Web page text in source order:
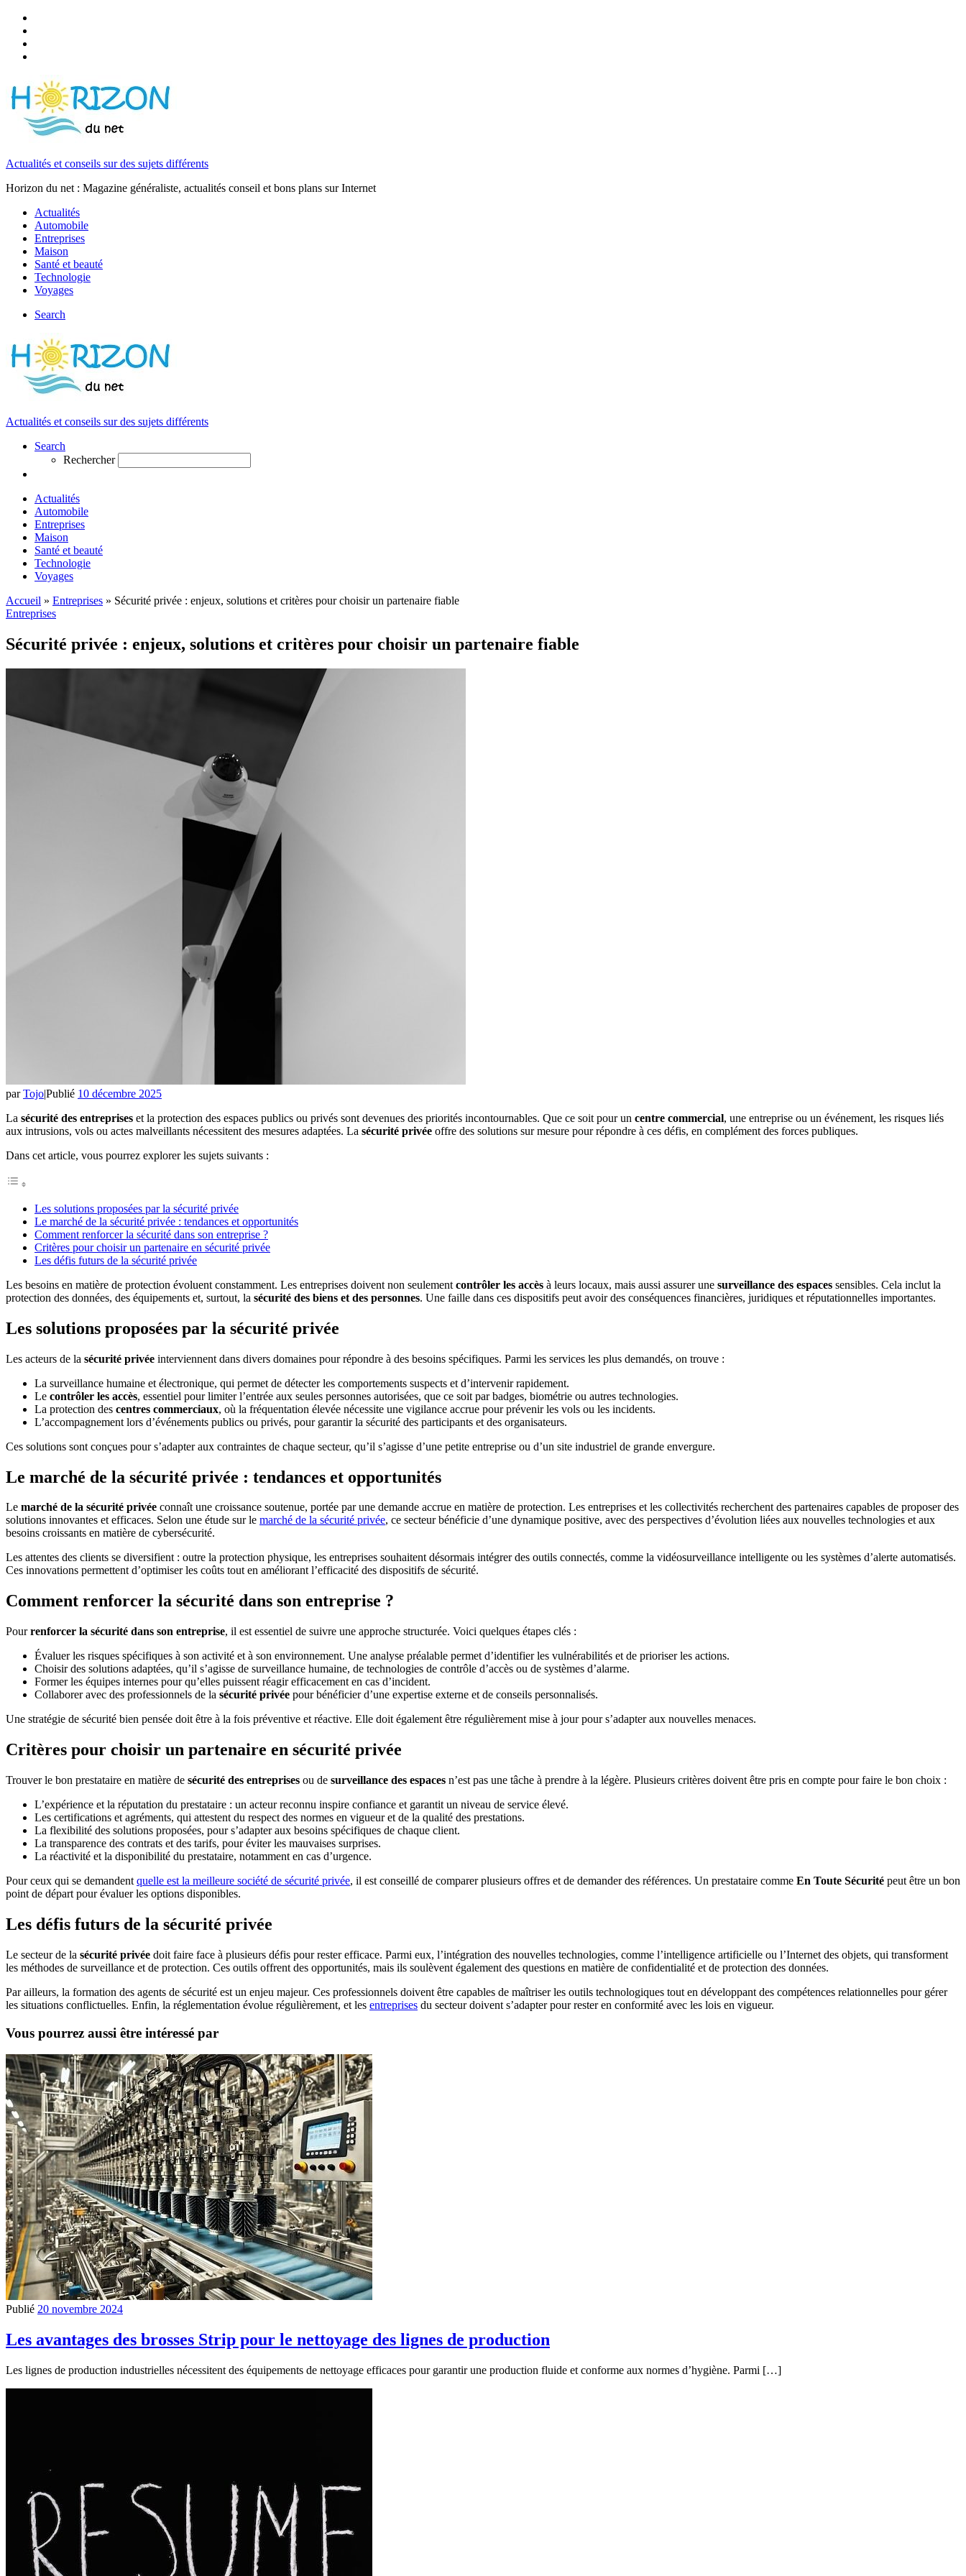
Actualités et conseils sur des sujets différents
Horizon du net : Magazine généraliste, actualités conseil et bons plans sur Internet
Actualités
Automobile
Entreprises
Maison
Santé et beauté
Technologie
Voyages
Search
Actualités et conseils sur des sujets différents
Search
Rechercher
Actualités
Automobile
Entreprises
Maison
Santé et beauté
Technologie
Voyages
Accueil » Entreprises » Sécurité privée : enjeux, solutions et critères pour choisir un partenaire fiable
Entreprises
Sécurité privée : enjeux, solutions et critères pour choisir un partenaire fiable
parTojo|Publié 10 décembre 2025
La sécurité des entreprises et la protection des espaces publics ou privés sont devenues des priorités incontournables. Que ce soit pour un centre commercial, une entreprise ou un événement, les risques liés
aux intrusions, vols ou actes malveillants nécessitent des mesures adaptées. La sécurité privée offre des solutions sur mesure pour répondre à ces défis, en complément des forces publiques.
Dans cet article, vous pourrez explorer les sujets suivants :
Les solutions proposées par la sécurité privée
Le marché de la sécurité privée : tendances et opportunités
Comment renforcer la sécurité dans son entreprise ?
Critères pour choisir un partenaire en sécurité privée
Les défis futurs de la sécurité privée
Les besoins en matière de protection évoluent constamment. Les entreprises doivent non seulement contrôler les accès à leurs locaux, mais aussi assurer une surveillance des espaces sensibles. Cela inclut la
protection des données, des équipements et, surtout, la sécurité des biens et des personnes. Une faille dans ces dispositifs peut avoir des conséquences financières, juridiques et réputationnelles importantes.
Les solutions proposées par la sécurité privée
Les acteurs de la sécurité privée interviennent dans divers domaines pour répondre à des besoins spécifiques. Parmi les services les plus demandés, on trouve :
La surveillance humaine et électronique, qui permet de détecter les comportements suspects et d’intervenir rapidement.
Le contrôler les accès, essentiel pour limiter l’entrée aux seules personnes autorisées, que ce soit par badges, biométrie ou autres technologies.
La protection des centres commerciaux, où la fréquentation élevée nécessite une vigilance accrue pour prévenir les vols ou les incidents.
L’accompagnement lors d’événements publics ou privés, pour garantir la sécurité des participants et des organisateurs.
Ces solutions sont conçues pour s’adapter aux contraintes de chaque secteur, qu’il s’agisse d’une petite entreprise ou d’un site industriel de grande envergure.
Le marché de la sécurité privée : tendances et opportunités
Le marché de la sécurité privée connaît une croissance soutenue, portée par une demande accrue en matière de protection. Les entreprises et les collectivités recherchent des partenaires capables de proposer des
solutions innovantes et efficaces. Selon une étude sur le marché de la sécurité privée, ce secteur bénéficie d’une dynamique positive, avec des perspectives d’évolution liées aux nouvelles technologies et aux
besoins croissants en matière de cybersécurité.
Les attentes des clients se diversifient : outre la protection physique, les entreprises souhaitent désormais intégrer des outils connectés, comme la vidéosurveillance intelligente ou les systèmes d’alerte automatisés.
Ces innovations permettent d’optimiser les coûts tout en améliorant l’efficacité des dispositifs de sécurité.
Comment renforcer la sécurité dans son entreprise ?
Pourrenforcer la sécurité dans son entreprise, il est essentiel de suivre une approche structurée. Voici quelques étapes clés :
Évaluer les risques spécifiques à son activité et à son environnement. Une analyse préalable permet d’identifier les vulnérabilités et de prioriser les actions.
Choisir des solutions adaptées, qu’il s’agisse de surveillance humaine, de technologies de contrôle d’accès ou de systèmes d’alarme.
Former les équipes internes pour qu’elles puissent réagir efficacement en cas d’incident.
Collaborer avec des professionnels de la sécurité privée pour bénéficier d’une expertise externe et de conseils personnalisés.
Une stratégie de sécurité bien pensée doit être à la fois préventive et réactive. Elle doit également être régulièrement mise à jour pour s’adapter aux nouvelles menaces.
Critères pour choisir un partenaire en sécurité privée
Trouver le bon prestataire en matière de sécurité des entreprises ou de surveillance des espaces n’est pas une tâche à prendre à la légère. Plusieurs critères doivent être pris en compte pour faire le bon choix :
L’expérience et la réputation du prestataire : un acteur reconnu inspire confiance et garantit un niveau de service élevé.
Les certifications et agréments, qui attestent du respect des normes en vigueur et de la qualité des prestations.
La flexibilité des solutions proposées, pour s’adapter aux besoins spécifiques de chaque client.
La transparence des contrats et des tarifs, pour éviter les mauvaises surprises.
La réactivité et la disponibilité du prestataire, notamment en cas d’urgence.
Pour ceux qui se demandent quelle est la meilleure société de sécurité privée, il est conseillé de comparer plusieurs offres et de demander des références. Un prestataire comme En Toute Sécurité peut être un bon
point de départ pour évaluer les options disponibles.
Les défis futurs de la sécurité privée
Le secteur de la sécurité privée doit faire face à plusieurs défis pour rester efficace. Parmi eux, l’intégration des nouvelles technologies, comme l’intelligence artificielle ou l’Internet des objets, qui transforment
les méthodes de surveillance et de protection. Ces outils offrent des opportunités, mais ils soulèvent également des questions en matière de confidentialité et de protection des données.
Par ailleurs, la formation des agents de sécurité est un enjeu majeur. Ces professionnels doivent être capables de maîtriser les outils technologiques tout en développant des compétences relationnelles pour gérer
les situations conflictuelles. Enfin, la réglementation évolue régulièrement, et les entreprises du secteur doivent s’adapter pour rester en conformité avec les lois en vigueur.
Vous pourrez aussi être intéressé par
Publié 20 novembre 2024
Les avantages des brosses Strip pour le nettoyage des lignes de production
Les lignes de production industrielles nécessitent des équipements de nettoyage efficaces pour garantir une production fluide et conforme aux normes d’hygiène. Parmi […]